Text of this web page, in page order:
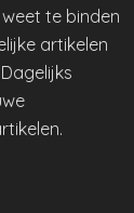
te binden
artikelen